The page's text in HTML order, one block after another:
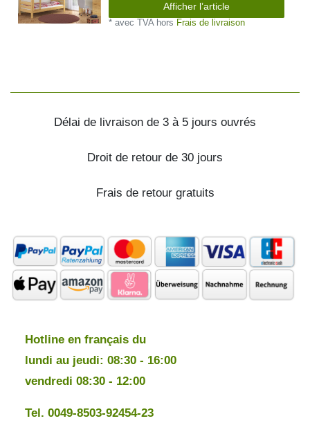
Afficher l’article
*avec TVAhors Frais de livraison
Délai de livraison de 3 à 5 jours ouvrés
Droit de retour de 30 jours
Frais de retour gratuits
Hotline en français du
lundi au jeudi: 08:30 - 16:00
vendredi 08:30 - 12:00
Tel. 0049-8503-92454-23